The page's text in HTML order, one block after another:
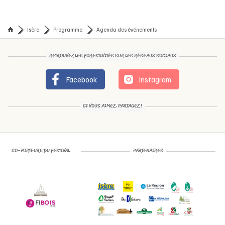
Isère Programme Agenda des événements
RETROUVEZ LES FORESTIVITÉS SUR LES RÉSEAUX SOCIAUX
Facebook Instagram
SI VOUS AIMEZ, PARTAGEZ !
CO-PORTEURS DU FESTIVAL PARTENAIRES